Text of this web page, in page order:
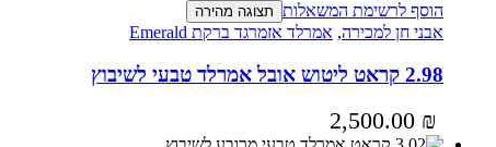
הוסף לרשימת המשאלות תצוגה מהירה
אבני חן למכירה, אמרלד אזמרגד ברקת Emerald
2.98 קראט ליטוש אובל אמרלד טבעי לשיבוץ
2,500.00 ₪